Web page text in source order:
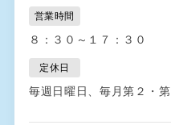
営業時間
８：３０～１７：３０
定休日
毎週日曜日、毎月第２・